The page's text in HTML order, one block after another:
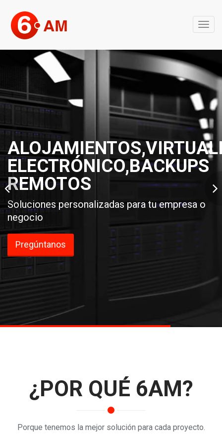
ELECTRÓNICO,BACKUPS
REMOTOS
Soluciones personalizadas para tu empresa o
negocio
Pregúntanos
¿POR QUÉ 6AM?
Porque tenemos la mejor solución para cada proyecto.